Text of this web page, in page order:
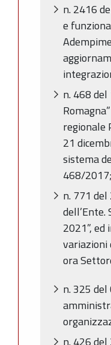
n. 2416
e
n. 468
regionale
21
sistema
468/2017;
n. 771
2021”,
variazioni
ora
n. 325